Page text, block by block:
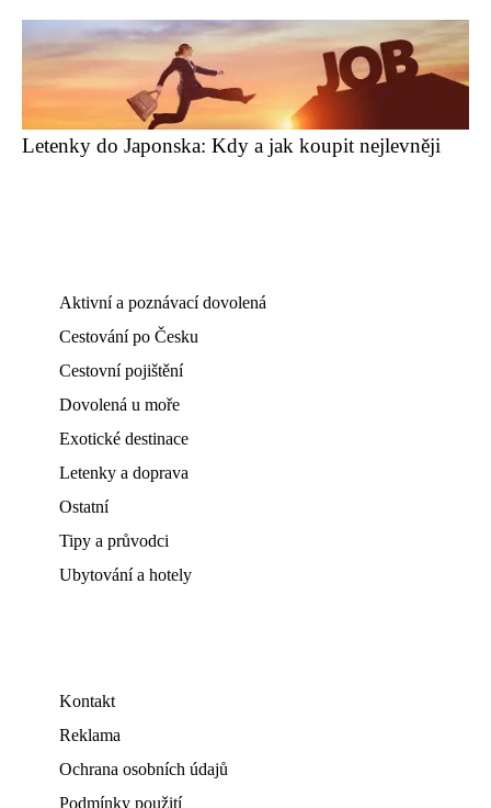
Letenky do Japonska: Kdy a jak koupit nejlevněji
Aktivní a poznávací dovolená
Cestování po Česku
Cestovní pojištění
Dovolená u moře
Exotické destinace
Letenky a doprava
Ostatní
Tipy a průvodci
Ubytování a hotely
Kontakt
Reklama
Ochrana osobních údajů
Podmínky použití